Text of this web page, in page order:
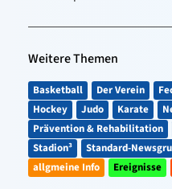
Weitere Themen
Basketball Der Verein
Hockey
Judo Karate
Prävention & Rehabilitation
Stadion³
Standard-
allgmeine Info
Ereignisse